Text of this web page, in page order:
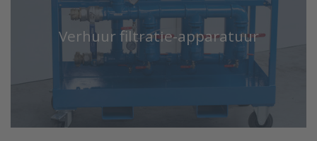
Verhuur filtratie-apparatuur